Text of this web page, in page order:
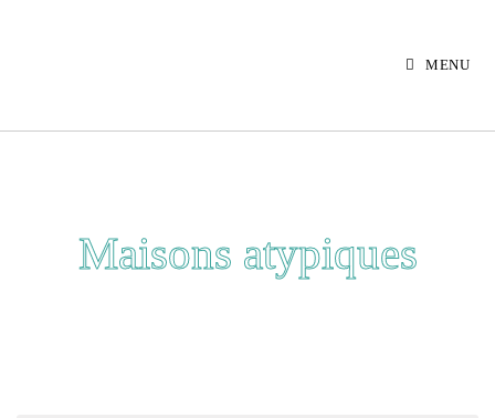
MENU
Maisons atypiques